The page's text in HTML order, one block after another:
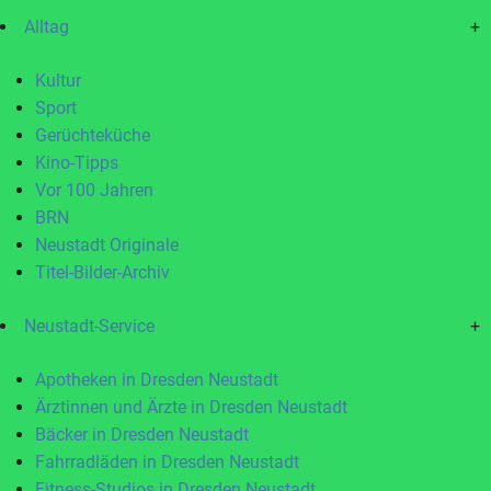
Alltag +
Kultur
Sport
Gerüchteküche
Kino-Tipps
Vor 100 Jahren
BRN
Neustadt Originale
Titel-Bilder-Archiv
Neustadt-Service +
Apotheken in Dresden Neustadt
Ärztinnen und Ärzte in Dresden Neustadt
Bäcker in Dresden Neustadt
Fahrradläden in Dresden Neustadt